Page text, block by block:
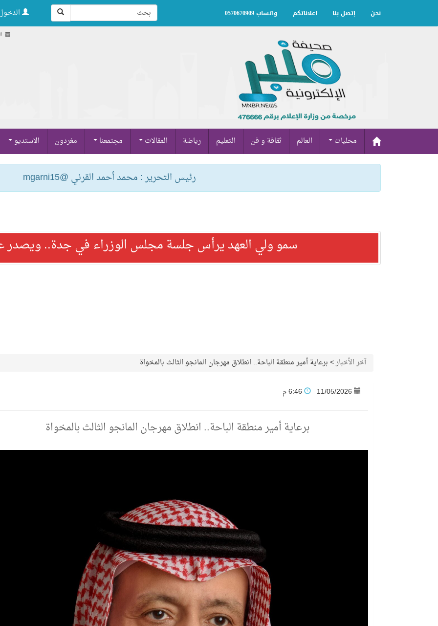
نحن إتصل بنا اعلاناتكم واتساب 0570670909
محليات العالم ثقافة و فن التعليم رياضة المقالات مجتمعنا مغردون الاستديو
رئيس التحرير : محمد أحمد القرني @mgarni15
سمو ولي العهد يرأس جلسة مجلس الوزراء في جدة.. ويصدر
آخر الأخبار>برعاية أمير منطقة الباحة.. انطلاق مهرجان المانجو الثالث بالمخواة
11/05/2026
برعاية أمير منطقة الباحة.. انطلاق مهرجان المانجو الثالث بالمخواة